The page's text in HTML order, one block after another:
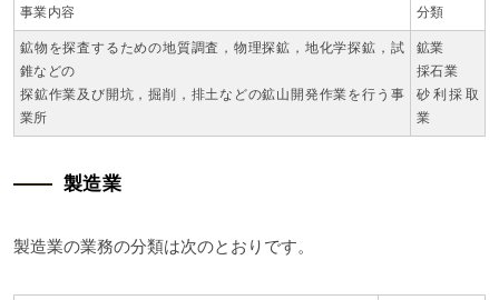
事業内容 分類
鉱物を探査するための地質調査，物理探鉱，地化学探鉱，試
錐などの
探鉱作業及び開坑，掘削，排土などの鉱山開発作業を行う事
業所
鉱業
採石業
砂利採取
業
製造業
製造業の業務の分類は次のとおりです。